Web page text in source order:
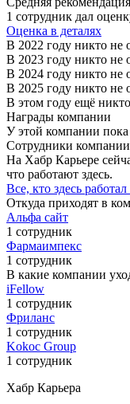
1 сотрудник дал
Оценка в деталях
В 2022 году никто не
В 2023 году никто не
В 2024 году никто не
В 2025 году никто не
В этом году ещё
Награды компании
У этой компании пока
Сотрудники компании
На Хабр Карьере
что работают здесь.
Все, кто здесь
Откуда приходят в
Альфа сайт
1 сотрудник
Фармаимпекс
1 сотрудник
В какие компании
iFellow
1 сотрудник
Фриланс
1 сотрудник
Kokoc Group
1 сотрудник
Хабр Карьера